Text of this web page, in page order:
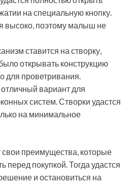
на специальную кнопку.
высоко, поэтому малыш не
ставится на створку,
открывать конструкцию
для проветривания.
вариант для
систем. Створки удастся
на минимальное
преимущества, которые
перед покупкой. Тогда удастся
и остановиться на